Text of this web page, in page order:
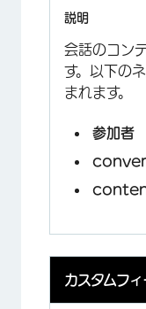
会話のコン
す。以下の
まれます。
参加者
カスタムフ